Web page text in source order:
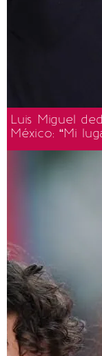
Luis Miguel
México: “Mi